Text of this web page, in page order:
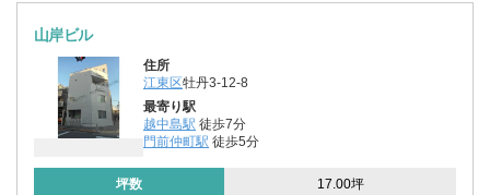
山岸ビル
住所
江東区牡丹3-12-8
最寄り駅
越中島駅 徒歩7分
門前仲町駅 徒歩5分
坪数 17.00坪